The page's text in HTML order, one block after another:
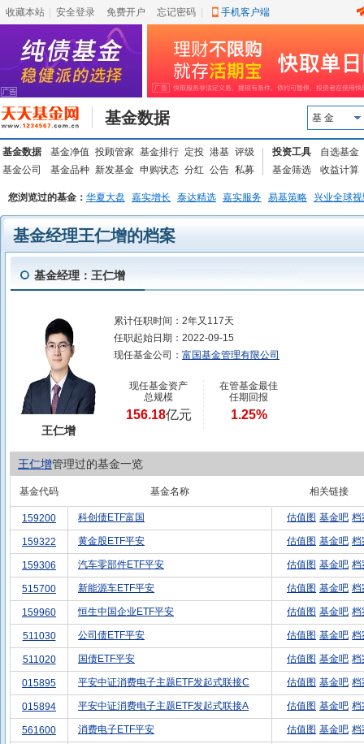
收藏本站 安全登录 免费开户 忘记密码 手机客户端
基金数据 基 金
基金数据 基金净值 投顾管家 基金排行 定投 港基 评级
基金公司
基金品种 新发基金 申购状态 分红 公告 私募
投资工具
自选基金
基金筛选
收益计算
您浏览过的基金： 华夏大盘 嘉实增长 泰达精选 嘉实服务 易基策略 兴业全球
基金经理王仁增的档案
基金经理：王仁增
王仁增
累计任职时间： 2年又117天
任职起始日期： 2022-09-15
现任基金公司： 富国基金管理有限公司
现任基金资产
总规模
156.18亿元
在管基金最佳
任期回报
1.25%
王仁增管理过的基金一览
基金代码 基金名称 相关链接
159200 科创债ETF富国 估值图 基金吧 档
159322 黄金股ETF平安 估值图 基金吧 档
159306 汽车零部件ETF平安 估值图 基金吧 档
515700 新能源车ETF平安 估值图 基金吧 档
159960 恒生中国企业ETF平安 估值图 基金吧 档
511030 公司债ETF平安 估值图 基金吧 档
511020 国债ETF平安 估值图 基金吧 档
015895 平安中证消费电子主题ETF发起式联接C 估值图 基金吧 档
015894 平安中证消费电子主题ETF发起式联接A 估值图 基金吧 档
561600 消费电子ETF平安 估值图 基金吧 档